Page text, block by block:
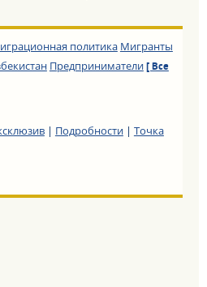
политика Мигранты
Предприниматели [ Все
| Подробности| Точка